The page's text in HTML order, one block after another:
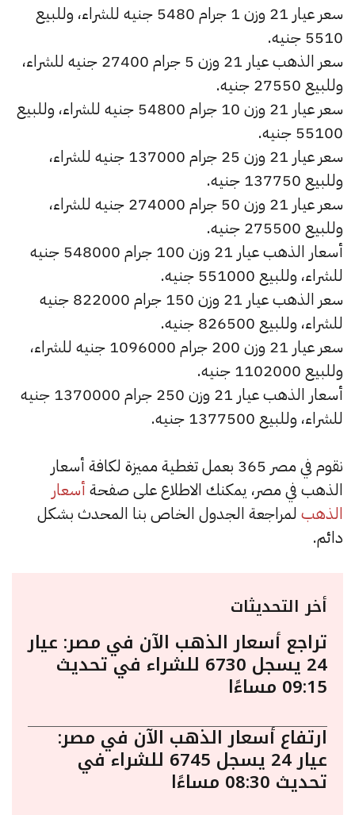
سعر عيار 21 وزن 1 جرام 5480 جنيه للشراء، وللبيع
5510 جنيه.
سعر الذهب عيار 21 وزن 5 جرام 27400 جنيه للشراء،
وللبيع 27550 جنيه.
سعر عيار 21 وزن 10 جرام 54800 جنيه للشراء، وللبيع
55100 جنيه.
سعر عيار 21 وزن 25 جرام 137000 جنيه للشراء،
وللبيع 137750 جنيه.
سعر عيار 21 وزن 50 جرام 274000 جنيه للشراء،
وللبيع 275500 جنيه.
أسعار الذهب عيار 21 وزن 100 جرام 548000 جنيه
للشراء، وللبيع 551000 جنيه.
سعر الذهب عيار 21 وزن 150 جرام 822000 جنيه
للشراء، وللبيع 826500 جنيه.
سعر عيار 21 وزن 200 جرام 1096000 جنيه للشراء،
وللبيع 1102000 جنيه.
أسعار الذهب عيار 21 وزن 250 جرام 1370000 جنيه
للشراء، وللبيع 1377500 جنيه.
نقوم في مصر 365 بعمل تغطية مميزة لكافة أسعار
الذهب في مصر، يمكنك الاطلاع على صفحة أسعار
الذهب لمراجعة الجدول الخاص بنا المحدث بشكل
دائم.
أخر التحديثات
تراجع أسعار الذهب الآن في مصر: عيار
24 يسجل 6730 للشراء في تحديث
09:15 مساءًا
ارتفاع أسعار الذهب الآن في مصر:
عيار 24 يسجل 6745 للشراء في
تحديث 08:30 مساءًا